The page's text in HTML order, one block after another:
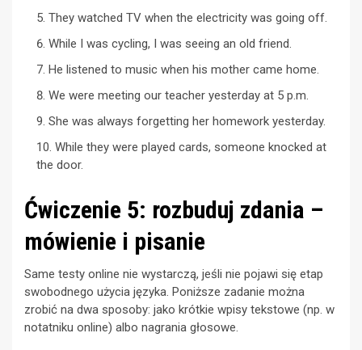
They watched TV when the electricity was going off.
While I was cycling, I was seeing an old friend.
He listened to music when his mother came home.
We were meeting our teacher yesterday at 5 p.m.
She was always forgetting her homework yesterday.
While they were played cards, someone knocked at
the door.
Ćwiczenie 5: rozbuduj zdania –
mówienie i pisanie
Same testy online nie wystarczą, jeśli nie pojawi się etap
swobodnego użycia języka. Poniższe zadanie można
zrobić na dwa sposoby: jako krótkie wpisy tekstowe (np. w
notatniku online) albo nagrania głosowe.